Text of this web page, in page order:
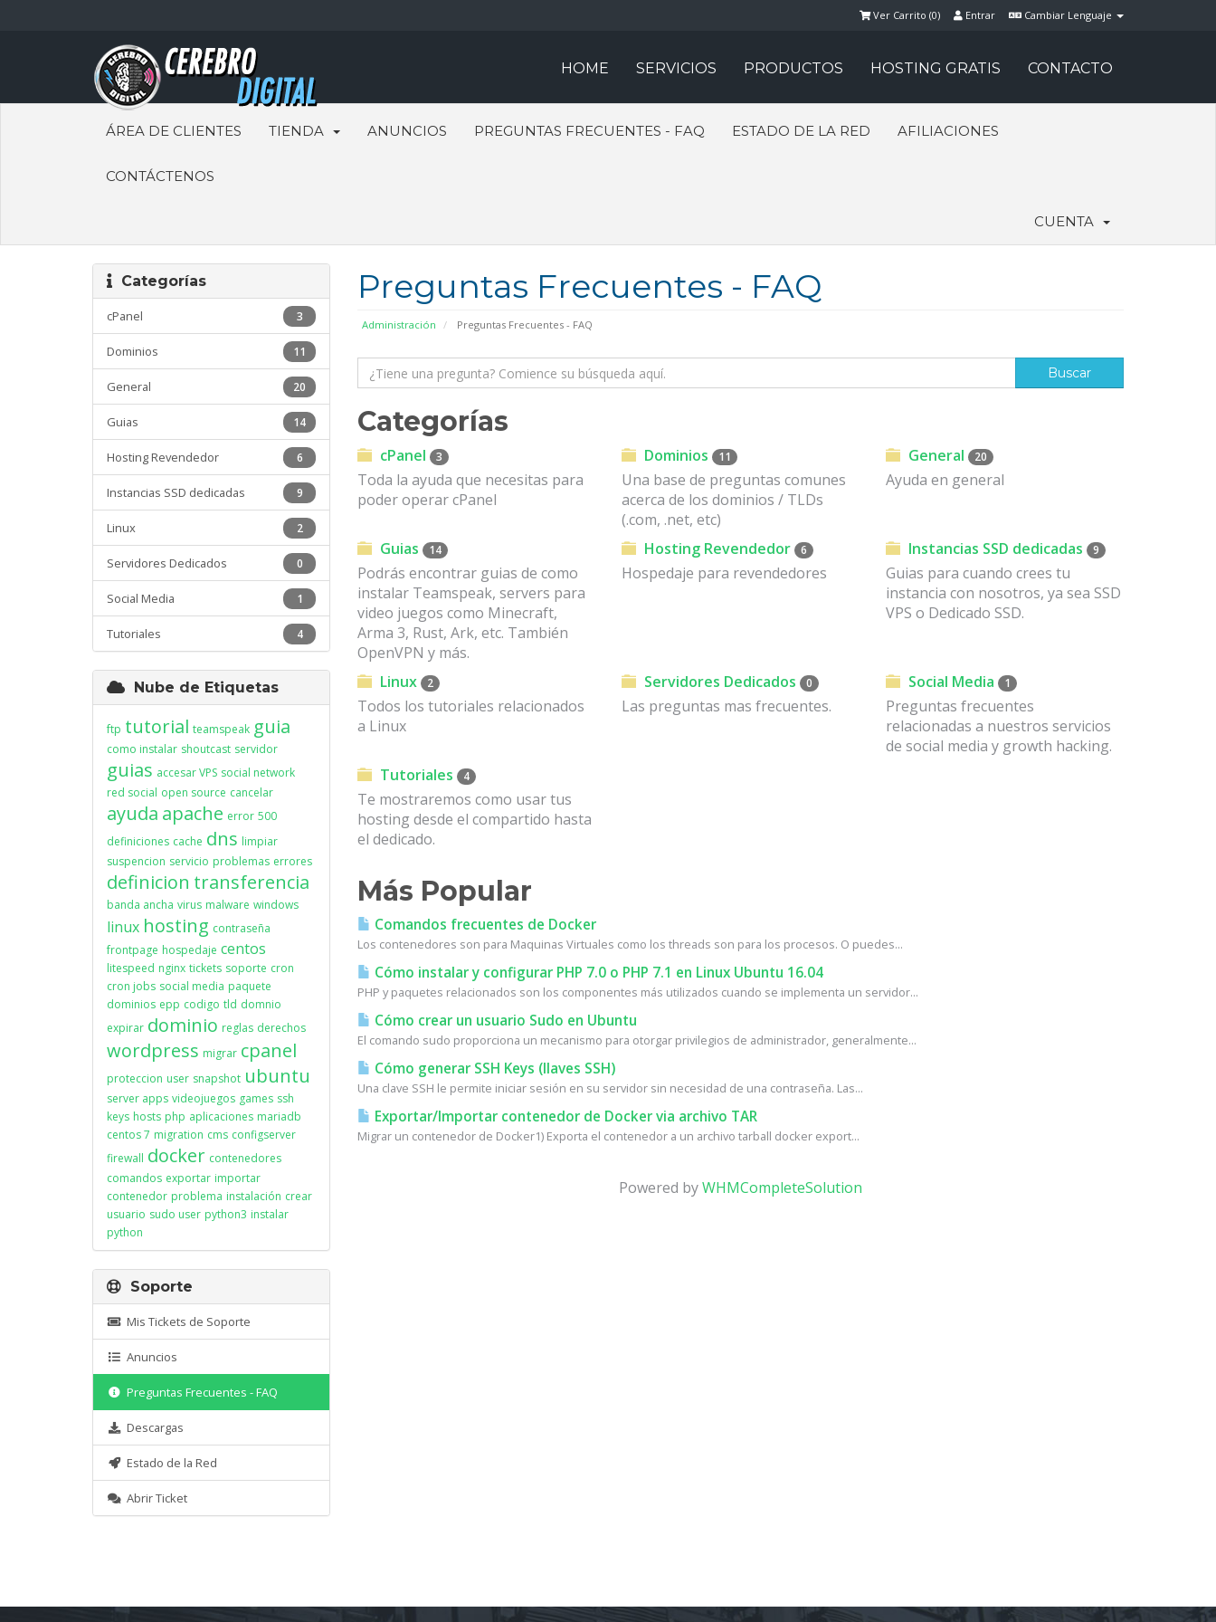
Cambiar Lenguaje
Entrar
Ver Carrito (0)
HOME SERVICIOS PRODUCTOS HOSTING GRATIS CONTACTO
ÁREA DE CLIENTES TIENDA ANUNCIOS PREGUNTAS FRECUENTES - FAQ ESTADO DE LA RED AFILIACIONES
CONTÁCTENOS
CUENTA
Preguntas Frecuentes - FAQ
Administración Preguntas Frecuentes - FAQ
Categorías
3
cPanel
11
Dominios
20
General
14
Guias
6
Hosting Revendedor
9
Instancias SSD dedicadas
2
Linux
0
Servidores Dedicados
1
Social Media
4
Tutoriales
Categorías
cPanel 3
Toda la ayuda que necesitas para
poder operar cPanel
Dominios 11
Una base de preguntas comunes
acerca de los dominios / TLDs
(.com, .net, etc)
General 20
Ayuda en general
Guias 14
Podrás encontrar guias de como
instalar Teamspeak, servers para
video juegos como Minecraft,
Arma 3, Rust, Ark, etc. También
OpenVPN y más.
Hosting Revendedor 6
Hospedaje para revendedores
Instancias SSD dedicadas 9
Guias para cuando crees tu
instancia con nosotros, ya sea SSD
VPS o Dedicado SSD.
Linux 2
Todos los tutoriales relacionados
a Linux
Servidores Dedicados 0
Las preguntas mas frecuentes.
Social Media 1
Preguntas frecuentes
relacionadas a nuestros servicios
de social media y growth hacking.
Tutoriales
4
Te mostraremos como usar tus
hosting desde el compartido hasta
el dedicado.
Más Popular
Comandos frecuentes de Docker
Los contenedores son para Maquinas Virtuales como los threads son para los procesos. O puedes...
Cómo instalar y configurar PHP 7.0 o PHP 7.1 en Linux Ubuntu 16.04
PHP y paquetes relacionados son los componentes más utilizados cuando se implementa un servidor...
Cómo crear un usuario Sudo en Ubuntu
El comando sudo proporciona un mecanismo para otorgar privilegios de administrador, generalmente...
Cómo generar SSH Keys (llaves SSH)
Una clave SSH le permite iniciar sesión en su servidor sin necesidad de una contraseña. Las...
Exportar/Importar contenedor de Docker via archivo TAR
Migrar un contenedor de Docker1) Exporta el contenedor a un archivo tarball docker export...
Powered byWHMCompleteSolution
Nube de Etiquetas
ftp tutorial teamspeak guia
como instalar shoutcast servidor
guias accesar VPS social network
red social open source cancelar
ayuda apache error 500
definiciones cache dns limpiar
suspencion servicio problemas errores
definicion transferencia
banda ancha virus malware windows
linux hosting contraseña
frontpage hospedaje centos
litespeed nginx tickets soporte cron
cron jobs social media paquete
dominios epp codigo tld domnio
expirar dominio reglas derechos
wordpress migrar cpanel
proteccion user snapshot ubuntu
server apps videojuegos games ssh
keys hosts php aplicaciones mariadb
centos 7 migration cms configserver
firewall docker contenedores
comandos exportar importar
contenedor problema instalación crear
usuario sudo user python3 instalar
python
Soporte
Mis Tickets de Soporte
Anuncios
Preguntas Frecuentes - FAQ
Descargas
Estado de la Red
Abrir Ticket